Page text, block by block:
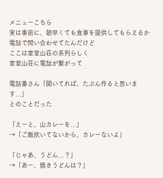
メニューこちら
実は事前に、朝早くても食事を提供してもらえるか
電話で問い合わせてたんだけど
ここは室堂山荘の系列らしく
室堂山荘に電話が繋がって
電話番さん「開いてれば、たぶん作ると思いま
す…」
とのことだった
「えーと、山カレーを…」
→「ご飯炊いてないから、カレーないよ」
「じゃあ、うどん…？」
→「あー、焼きうどんは？」